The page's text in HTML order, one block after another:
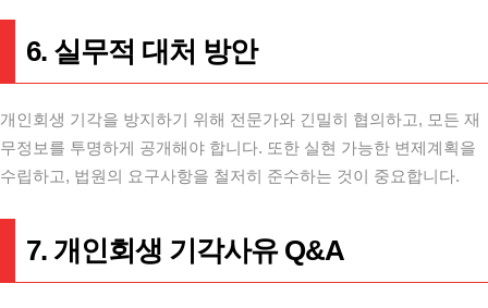
6. 실무적 대처 방안
개인회생 기각을 방지하기 위해 전문가와 긴밀히 협의하고, 모든 재
무정보를 투명하게 공개해야 합니다. 또한 실현 가능한 변제계획을
수립하고, 법원의 요구사항을 철저히 준수하는 것이 중요합니다.
7. 개인회생 기각사유 Q&A